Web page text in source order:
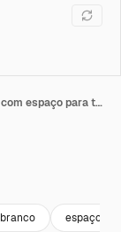
Vídeo de um par de óculos em fundo verde com espaço para texto.
branco espaço